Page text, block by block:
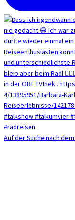
Auf der Suche nach